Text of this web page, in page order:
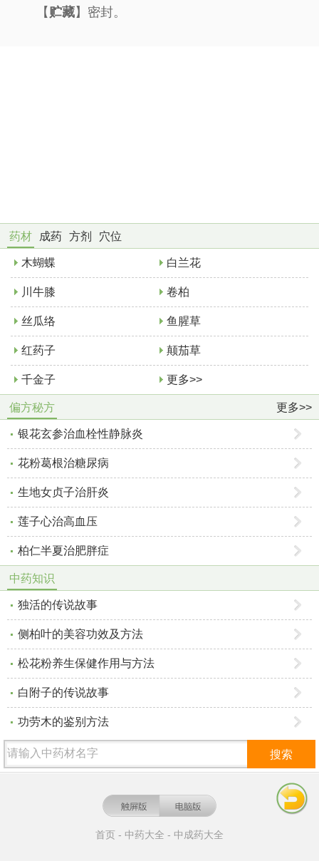
【 贮藏】密封。
药材 成药 方剂 穴位
木蝴蝶 白兰花
川牛膝 卷柏
丝瓜络 鱼腥草
红药子 颠茄草
千金子 更多>>
偏方秘方 更多>>
银花玄参治血栓性静脉炎
花粉葛根治糖尿病
生地女贞子治肝炎
莲子心治高血压
柏仁半夏治肥胖症
中药知识
独活的传说故事
侧柏叶的美容功效及方法
松花粉养生保健作用与方法
白附子的传说故事
功劳木的鉴别方法
搜索
首页 - 中药大全 - 中成药大全